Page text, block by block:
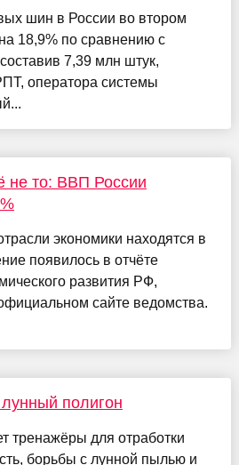
шин в России во втором
18,9% по сравнению с
7,39 млн штук,
оператора системы
не то: ВВП России
экономики находятся в
появилось в отчёте
развития РФ,
сайте ведомства.
полигон
тренажёры для отработки
борьбы с лунной пылью и